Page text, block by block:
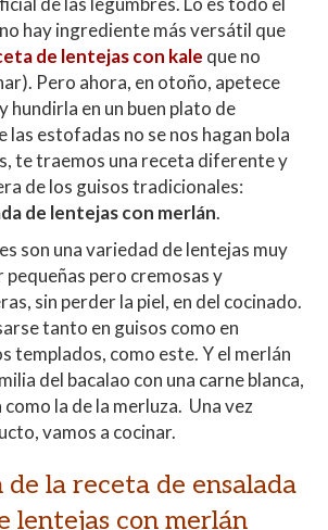
hay ingrediente más versátil que
de lentejas con kale que no
Pero ahora, en otoño, apetece
hundirla en un buen plato de
las estofadas no se nos hagan bola
te traemos una receta diferente y
de los guisos tradicionales:
de lentejas con merlán.
son una variedad de lentejas muy
pequeñas pero cremosas y
sin perder la piel, en del cocinado.
tanto en guisos como en
templados, como este. Y el merlán
del bacalao con una carne blanca,
la de la merluza. Una vez
vamos a cocinar.
de la receta de ensalada
lentejas con merlán